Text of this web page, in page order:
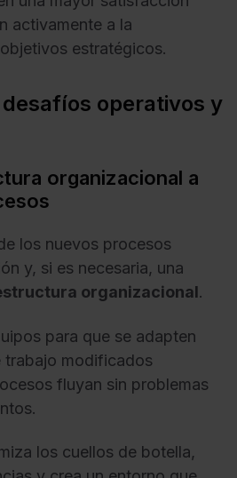
activamente a la
estratégicos.
operativos y
organizacional a
los nuevos procesos
y, si es necesaria, una
organizacional.
para que se adapten
trabajo modificados
fluyan sin problemas
los cuellos de botella,